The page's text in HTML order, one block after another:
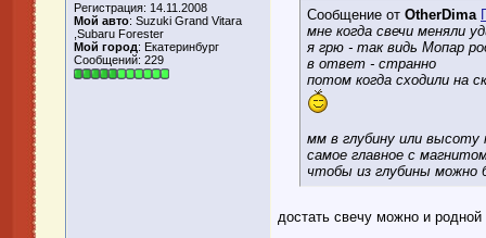
Регистрация: 14.11.2008
Мой авто: Suzuki Grand Vitara
,Subaru Forester
Мой город: Екатеринбург
Сообщений: 229
Сообщение от OtherDima
мне когда свечи меняли
я грю - так видь Мопар
в ответ - странно
потом когда сходили на
мм в глубину или высоту
самое главное с
чтобы из глубины
достать свечу можно и